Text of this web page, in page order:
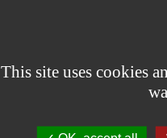
This site uses cookies